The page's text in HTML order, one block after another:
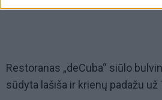
Restoranas „deCuba“ siūlo
sūdyta lašiša ir krienų padažu už